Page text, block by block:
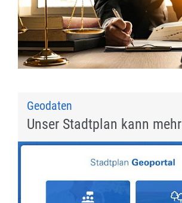
Geodaten
Unser Stadtplan kann mehr